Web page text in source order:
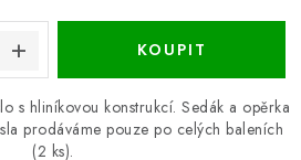
s hliníkovou konstrukcí. Sedák a opěrka
prodáváme pouze po celých baleních
(2 ks).